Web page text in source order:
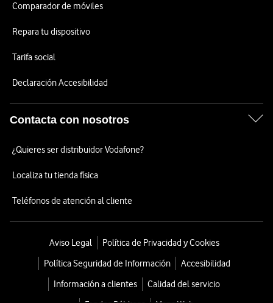
Comparador de móviles
Repara tu dispositivo
Tarifa social
Declaración Accesibilidad
Contacta con nosotros
¿Quieres ser distribuidor Vodafone?
Localiza tu tienda física
Teléfonos de atención al cliente
Aviso Legal
Política de Privacidad y Cookies
Política Seguridad de Información
Accesibilidad
Información a clientes
Calidad del servicio